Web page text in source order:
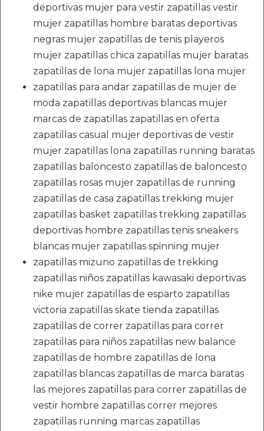
deportivas mujer para vestir zapatillas vestir
mujer zapatillas hombre baratas deportivas
negras mujer zapatillas de tenis playeros
mujer zapatillas chica zapatillas mujer baratas
zapatillas de lona mujer zapatillas lona mujer
zapatillas para andar zapatillas de mujer de
moda zapatillas deportivas blancas mujer
marcas de zapatillas zapatillas en oferta
zapatillas casual mujer deportivas de vestir
mujer zapatillas lona zapatillas running baratas
zapatillas baloncesto zapatillas de baloncesto
zapatillas rosas mujer zapatillas de running
zapatillas de casa zapatillas trekking mujer
zapatillas basket zapatillas trekking zapatillas
deportivas hombre zapatillas tenis sneakers
blancas mujer zapatillas spinning mujer
zapatillas mizuno zapatillas de trekking
zapatillas niños zapatillas kawasaki deportivas
nike mujer zapatillas de esparto zapatillas
victoria zapatillas skate tienda zapatillas
zapatillas de correr zapatillas para correr
zapatillas para niños zapatillas new balance
zapatillas de hombre zapatillas de lona
zapatillas blancas zapatillas de marca baratas
las mejores zapatillas para correr zapatillas de
vestir hombre zapatillas correr mejores
zapatillas running marcas zapatillas